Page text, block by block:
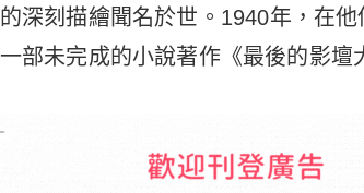
深刻描繪聞名於世。1940年，在
部未完成的小說著作《最後的影壇